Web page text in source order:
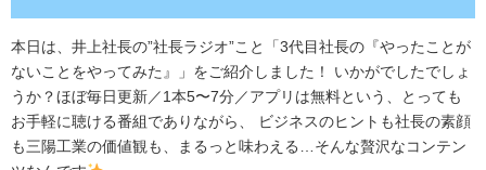
本日は、井上社長の”社長ラジオ”こと「3代目社長の『やったことが
ないことをやってみた』」をご紹介しました！ いかがでしたでしょ
うか？ほぼ毎日更新／1本5〜7分／アプリは無料という、とっても
お手軽に聴ける番組でありながら、 ビジネスのヒントも社長の素顔
も三陽工業の価値観も、まるっと味わえる…そんな贅沢なコンテン